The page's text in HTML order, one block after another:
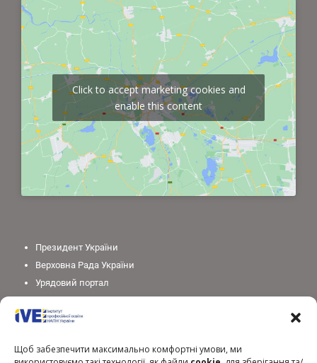
Щоб забезпечити максимально комфортні умови, ми
Click to accept marketing cookies and
enable this content
Президент України
Верховна Рада України
Урядовий портал
Міністерство освіти і науки України